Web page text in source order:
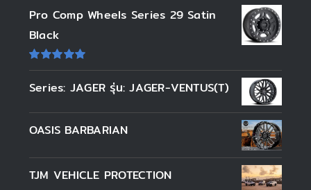
Pro Comp Wheels Series 29 Satin
Black
ให้
คะแนน
5.00ตั้งแต่
Series: JAGER รุ่น: JAGER-VENTUS(T)
OASIS BARBARIAN
TJM VEHICLE PROTECTION